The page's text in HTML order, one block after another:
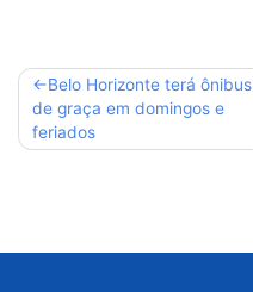
Navegação
de
Post
Belo Horizonte terá ônibus
de graça em domingos e
feriados